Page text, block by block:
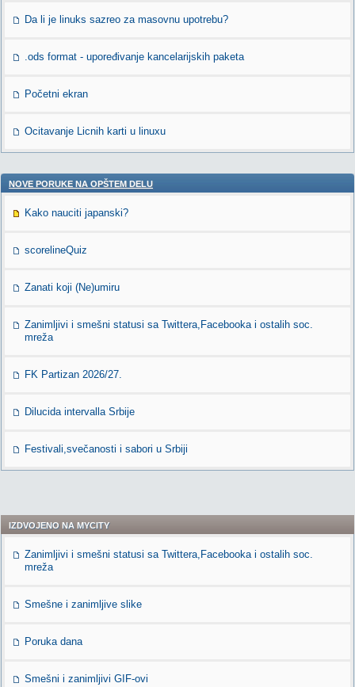
Da li je linuks sazreo za masovnu upotrebu?
.ods format - upoređivanje kancelarijskih paketa
Početni ekran
Ocitavanje Licnih karti u linuxu
NOVE PORUKE NA OPŠTEM DELU
Kako nauciti japanski?
scorelineQuiz
Zanati koji (Ne)umiru
Zanimljivi i smešni statusi sa Twittera,Facebooka i ostalih soc.
mreža
FK Partizan 2026/27.
Dilucida intervalla Srbije
Festivali,svečanosti i sabori u Srbiji
IZDVOJENO NA MYCITY
Zanimljivi i smešni statusi sa Twittera,Facebooka i ostalih soc.
mreža
Smešne i zanimljive slike
Poruka dana
Smešni i zanimljivi GIF-ovi